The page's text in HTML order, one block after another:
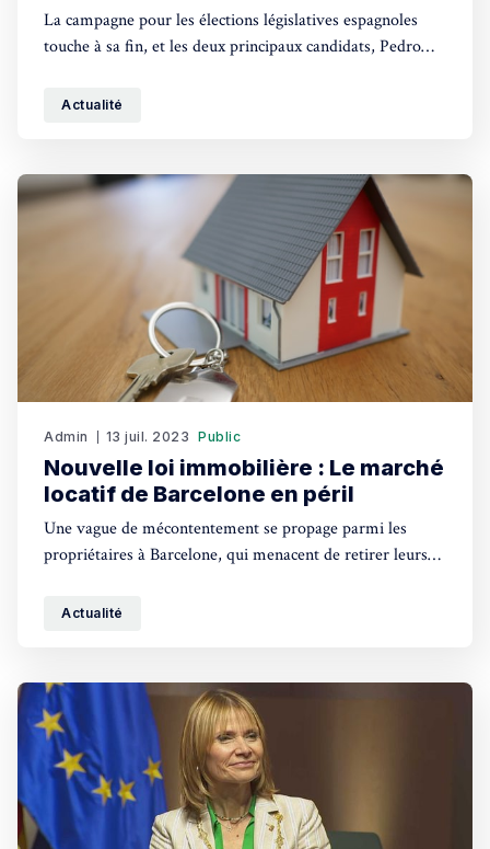
La campagne pour les élections législatives espagnoles
touche à sa fin, et les deux principaux candidats, Pedro
sans vraiment s'attarder sur le fond de leurs programmes
Actualité
Admin 13 juil. 2023 Public
Nouvelle loi immobilière : Le marché
locatif de Barcelone en péril
Une vague de mécontentement se propage parmi les
propriétaires à Barcelone, qui menacent de retirer leurs
d'une nouvelle loi défavorable au secteur. Cette
Actualité